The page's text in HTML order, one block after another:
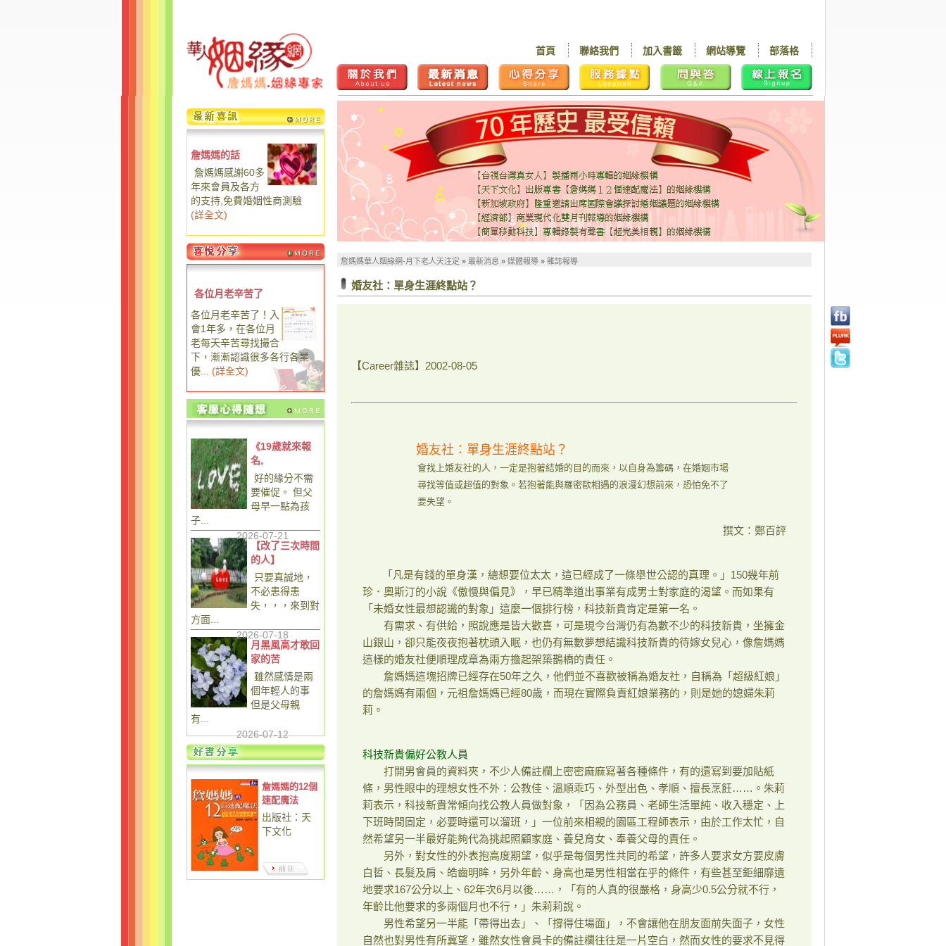
部落格
網站導覽
加入書籤
聯絡我們
首頁
詹媽媽的話
詹媽媽感謝60多
年來會員及各方
的支持,免費婚姻性商測驗
(詳全文)
各位月老辛苦了
各位月老辛苦了！入
會1年多，在各位月
老每天辛苦尋找撮合
下，漸漸認識很多各行各業
優...
(詳全文)
《19歲就來報
名,
好的緣分不需
要催促。 但父
母早一點為孩
子...
2026-07-21
【改了三次時間
的人】
只要真誠地，
不必患得患
失，，，來到對
方面...
2026-07-18
月黑風高才敢回
家的苦
雖然感情是兩
個年輕人的事
但是父母親
有...
2026-07-12
詹媽媽的12個
速配魔法
出版社：天
下文化
詹媽媽華人姻緣網-月下老人天注定 » 最新消息 » 媒體報導 » 雜誌報導
婚友社：單身生涯終點站？
【Career雜誌】2002-08-05
婚友社：單身生涯終點站？
會找上婚友社的人，一定是抱著結婚的目的而來，以自身為籌碼，在婚姻市場
尋找等值或超值的對象。若抱著能與羅密歐相遇的浪漫幻想前來，恐怕免不了
要失望。
撰文：鄭百評
「凡是有錢的單身漢，總想要位太太，這已經成了一條舉世公認的真理。」150幾年前
珍．奧斯汀的小說《傲慢與偏見》，早已精準道出事業有成男士對家庭的渴望。而如果有
「未婚女性最想認識的對象」這麼一個排行榜，科技新貴肯定是第一名。
有需求、有供給，照說應是皆大歡喜，可是現今台灣仍有為數不少的科技新貴，坐擁金
山銀山，卻只能夜夜抱著枕頭入眠，也仍有無數夢想結識科技新貴的待嫁女兒心，像詹媽媽
這樣的婚友社便順理成章為兩方擔起架築鵲橋的責任。
詹媽媽這塊招牌已經存在50年之久，他們並不喜歡被稱為婚友社，自稱為「超級紅娘」
的詹媽媽有兩個，元祖詹媽媽已經80歲，而現在實際負責紅娘業務的，則是她的媳婦朱莉
莉。
科技新貴偏好公教人員
打開男會員的資料夾，不少人備註欄上密密麻麻寫著各種條件，有的還寫到要加貼紙
條，男性眼中的理想女性不外：公教佳、溫順乖巧、外型出色、孝順、擅長烹飪……。朱莉
莉表示，科技新貴常傾向找公教人員做對象，「因為公務員、老師生活單純、收入穩定、上
下班時間固定，必要時還可以溜班，」一位前來相親的園區工程師表示，由於工作太忙，自
然希望另一半最好能夠代為挑起照顧家庭、養兒育女、奉養父母的責任。
另外，對女性的外表抱高度期望，似乎是每個男性共同的希望，許多人要求女方要皮膚
白晢、長髮及肩、皓齒明眸，另外年齡、身高也是男性相當在乎的條件，有些甚至鉅細靡遺
地要求167公分以上、62年次6月以後……，「有的人真的很嚴格，身高少0.5公分就不行，
年齡比他要求的多兩個月也不行，」朱莉莉說。
男性希望另一半能「帶得出去」、「撐得住場面」，不會讓他在朋友面前失面子，女性
自然也對男性有所冀望，雖然女性會員卡的備註欄往往是一片空白，然而女性的要求不見得